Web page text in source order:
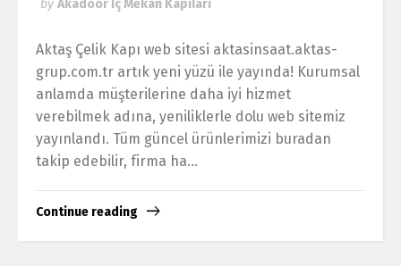
by Akadoor İç Mekan Kapıları
Aktaş Çelik Kapı web sitesi aktasinsaat.aktas-
grup.com.tr artık yeni yüzü ile yayında! Kurumsal
anlamda müşterilerine daha iyi hizmet
verebilmek adına, yeniliklerle dolu web sitemiz
yayınlandı. Tüm güncel ürünlerimizi buradan
takip edebilir, firma ha...
Continue reading